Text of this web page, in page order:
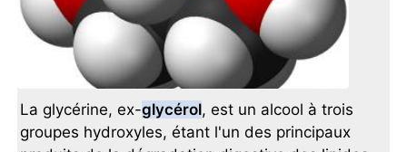
La glycérine, ex-glycérol, est un alcool à trois
groupes hydroxyles, étant l'un des principaux